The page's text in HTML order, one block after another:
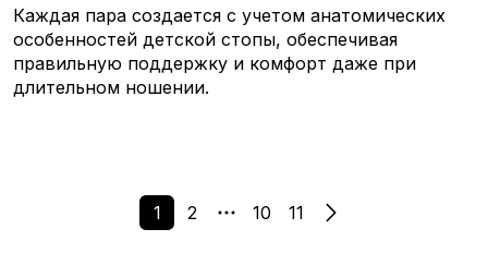
Каждая пара создается с учетом анатомических
особенностей детской стопы, обеспечивая
правильную поддержку и комфорт даже при
длительном ношении.
1 2 10 11